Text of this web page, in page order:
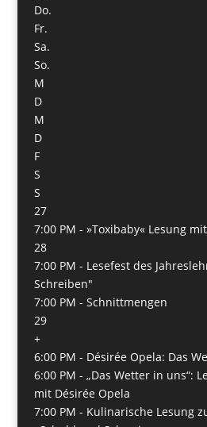
Do.
Fr.
Sa.
So.
M
D
M
D
F
S
S
27
7:00 PM - »Toxibaby« Lesung
28
7:00 PM - Lesefest des
Schreiben"
7:00 PM - Schnittmengen
29
+
6:00 PM - Désirée Opela: Das
6:00 PM - „Das Wetter in uns“:
mit Désirée Opela
7:00 PM - Kulinarische Lesung